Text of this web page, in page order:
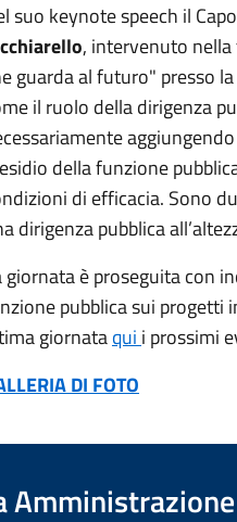
suo keynote speech il
, intervenuto
guarda al futuro" presso
il ruolo della dirigenza
della funzione
di efficacia. Sono
dirigenza pubblica
giornata è proseguita con
pubblica sui progetti
giornataqui i prossimi
DI FOTO
Amministrazione